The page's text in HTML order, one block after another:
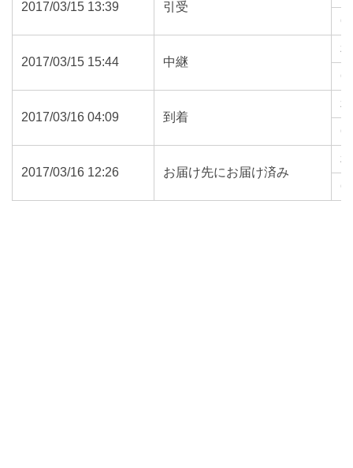
2017/03/15 13:39 引受
2017/03/15 15:44 中継
2017/03/16 04:09 到着
2017/03/16 12:26 お届け先にお届け済み